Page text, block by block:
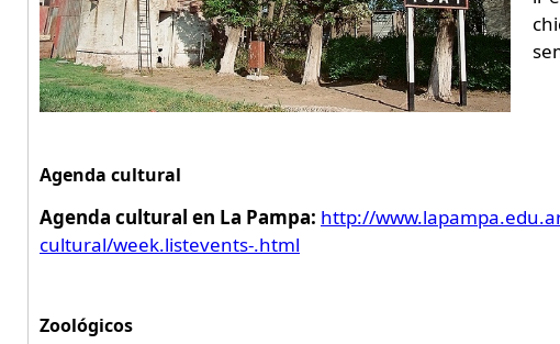
Agenda cultural
Agenda cultural en La Pampa: http://
cultural/week.listevents-.html
Zoológicos